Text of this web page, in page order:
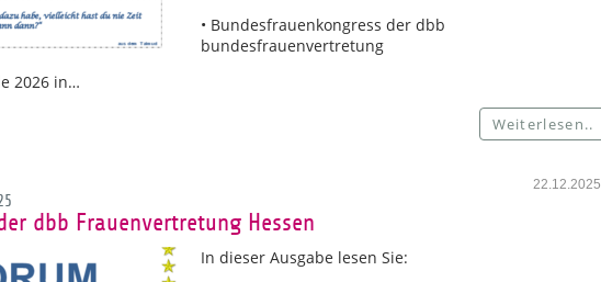
• Bundesfrauenkongress der dbb
bundesfrauenvertretung
2026 in…
Weiterlesen..
22.12.2025
dbb Frauenvertretung Hessen
In dieser Ausgabe lesen Sie: